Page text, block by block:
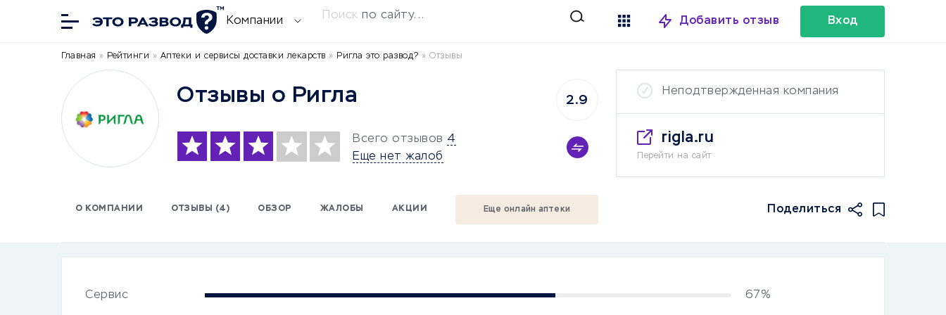
Компании Поиск по сайту... Добавить отзыв Вход
Главная » Рейтинги » Аптеки и сервисы доставки лекарств » Ригла это развод? » Отзывы
Отзывы о Ригла
Всего отзывов 4
Еще нет жалоб
2.9
Неподтвержденная компания
rigla.ru
Перейти на сайт
О КОМПАНИИ ОТЗЫВЫ (4) ОБЗОР ЖАЛОБЫ АКЦИИ Еще онлайн аптеки Поделиться
Сервис 67%